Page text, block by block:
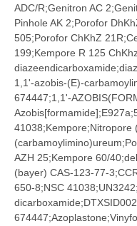
ADC/R;Genitron AC
Pinhole AK 2;Porofor
505;Porofor ChKhZ
199;Kempore R 125
1,1'-azobis-(E)-
674447;1,1'-
41038;Kempore;Nitropore
AZH 25;Kempore 60/
(bayer) CAS-123-77-
650-8;NSC